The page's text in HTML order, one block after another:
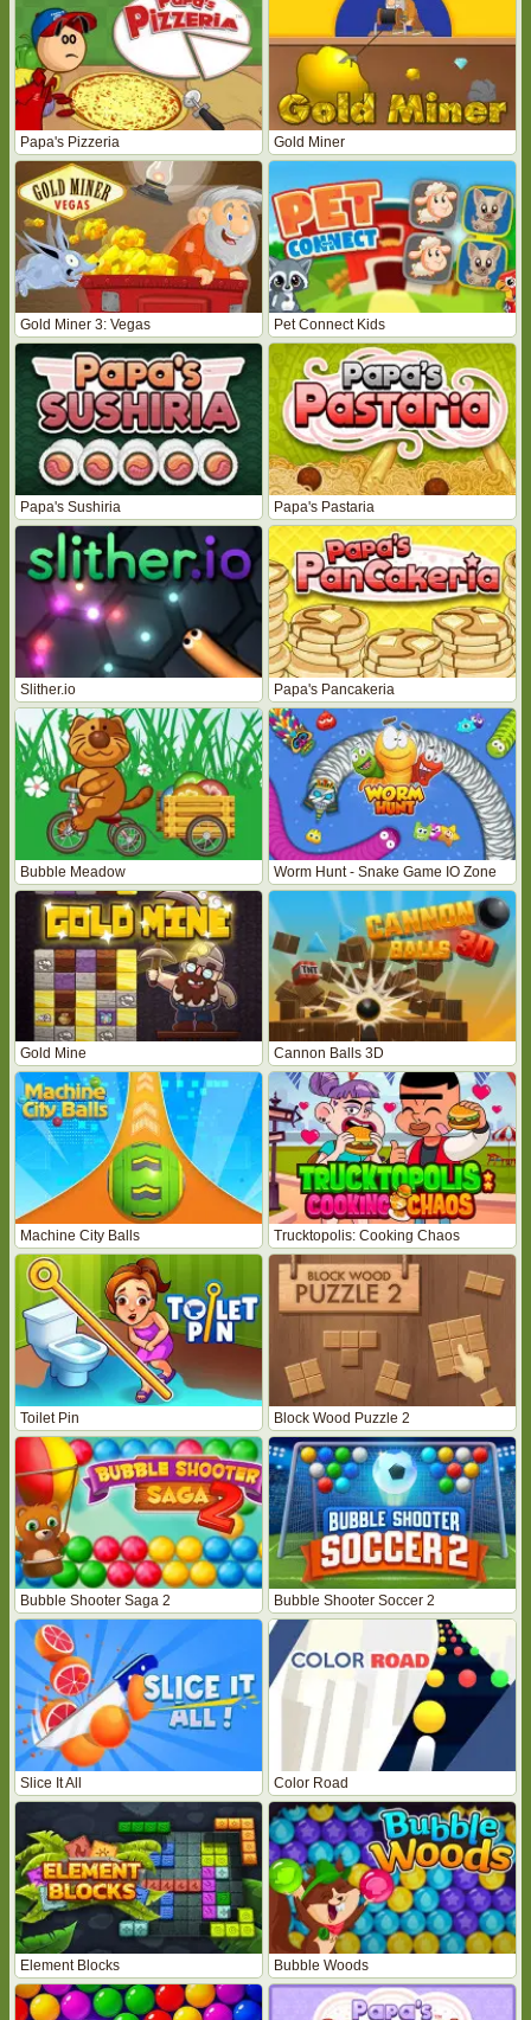
Papa's Pizzeria Gold Miner
Gold Miner 3: Vegas Pet Connect Kids
Papa's Sushiria Papa's Pastaria
Slither.io Papa's Pancakeria
Bubble Meadow Worm Hunt - Snake Game IO Zone
Gold Mine Cannon Balls 3D
Machine City Balls Trucktopolis: Cooking Chaos
Toilet Pin Block Wood Puzzle 2
Bubble Shooter Saga 2 Bubble Shooter Soccer 2
Slice It All Color Road
Element Blocks Bubble Woods